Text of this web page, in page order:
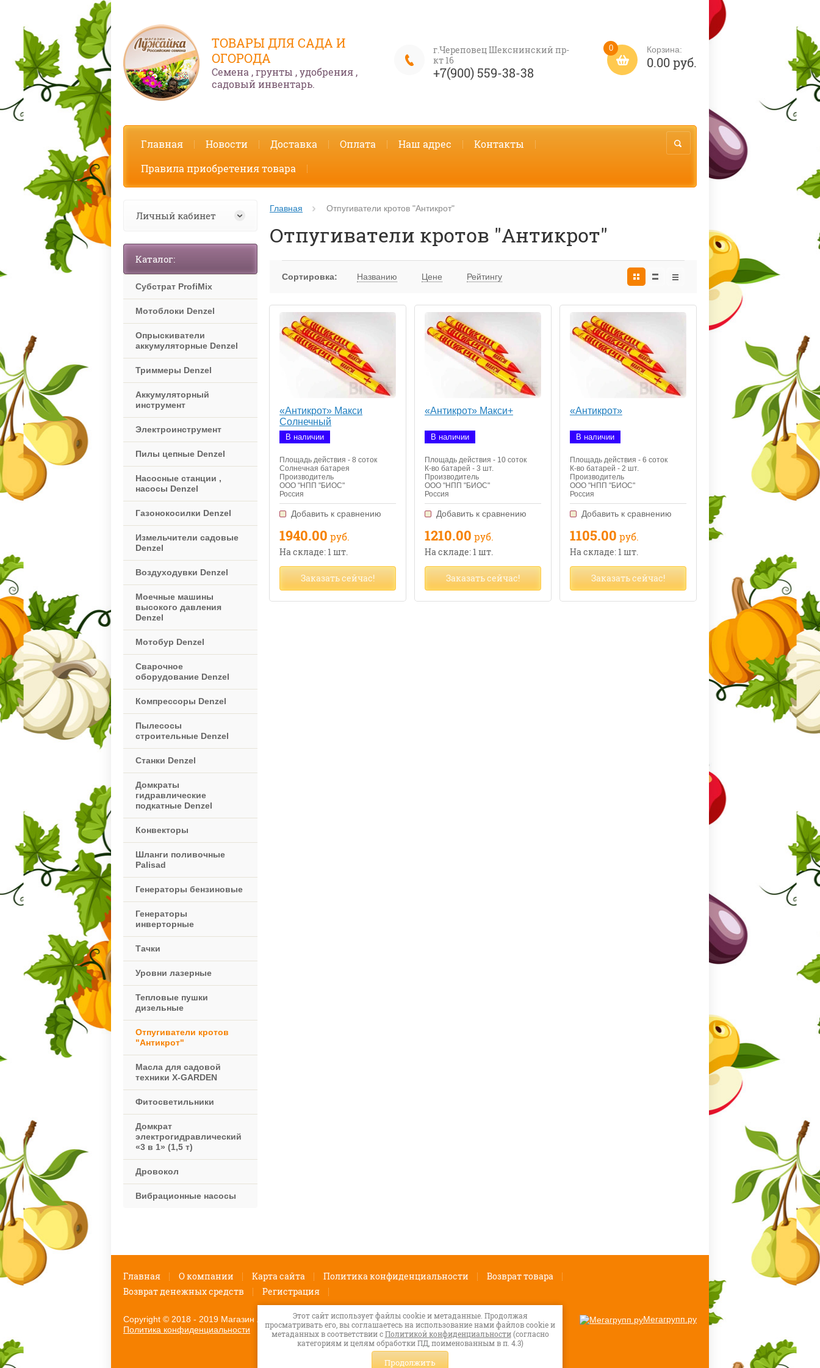
ТОВАРЫ ДЛЯ САДА И
ОГОРОДА
Семена , грунты , удобрения ,
садовый инвентарь.
0 Корзина:
0.00 руб.
г.Череповец Шекснинский пр-
кт 16
+7(900) 559-38-38
Главная Новости Доставка Оплата Наш адрес
Контакты
Правила приобретения товара
Главная Отпугиватели кротов "Антикрот"
Отпугиватели кротов "Антикрот"
Сортировка: Названию Цене Рейтингу
«Антикрот» Макси
Солнечный
В наличии
Площадь действия - 8 соток
Солнечная батарея
Производитель
ООО "НПП "БИОС"
Россия
Добавить к сравнению
1940.00 руб.
На складе: 1 шт.
Заказать сейчас!
«Антикрот» Макси+
В наличии
Площадь действия - 10 соток
К-во батарей - 3 шт.
Производитель
ООО "НПП "БИОС"
Россия
Добавить к сравнению
1210.00 руб.
На складе: 1 шт.
Заказать сейчас!
«Антикрот»
В наличии
Площадь действия - 6 соток
К-во батарей - 2 шт.
Производитель
ООО "НПП "БИОС"
Россия
Добавить к сравнению
1105.00 руб.
На складе: 1 шт.
Заказать сейчас!
Личный кабинет
Каталог:
Субстрат ProfiMix
Мотоблоки Denzel
Опрыскиватели
аккумуляторные Denzel
Триммеры Denzel
Аккумуляторный
инструмент
Электроинструмент
Пилы цепные Denzel
Насосные станции ,
насосы Denzel
Газонокосилки Denzel
Измельчители садовые
Denzel
Воздуходувки Denzel
Моечные машины
высокого давления
Denzel
Мотобур Denzel
Сварочное
оборудование Denzel
Компрессоры Denzel
Пылесосы
строительные Denzel
Станки Denzel
Домкраты
гидравлические
подкатные Denzel
Конвекторы
Шланги поливочные
Palisad
Генераторы бензиновые
Генераторы
инверторные
Тачки
Уровни лазерные
Тепловые пушки
дизельные
Отпугиватели кротов
"Антикрот"
Масла для садовой
техники X-GARDEN
Фитосветильники
Домкрат
электрогидравлический
«3 в 1» (1,5 т)
Дровокол
Вибрационные насосы
Главная О компании Карта сайта Политика конфиденциальности
Возврат товара
Возврат денежных средств
Регистрация
Copyright © 2018 - 2019 Магазин Лужайка
Политика конфиденциальности
Наш магазин расположен по адресу :
Вологодская область г.Череповец
Шекснинский пр-кт дом 16 Вход между
13 и 14 подъездом.
lyzhaika-magazin@yandex.ru
Мегагрупп.ру
Этот сайт использует файлы cookie и метаданные. Продолжая
просматривать его, вы соглашаетесь на использование нами файлов cookie и
метаданных в соответствии сПолитикой конфиденциальности(согласно
категориям и целям обработки ПД, поименованным в п. 4.3)
Продолжить